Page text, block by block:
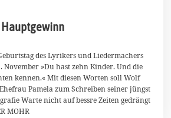
Hauptgewinn
des Lyrikers und Liedermachers
»Du hast zehn Kinder. Und die
kennen.« Mit diesen Worten soll Wolf
Pamela zum Schreiben seiner jüngst
Warte nicht auf bessre Zeiten gedrängt
MOHR